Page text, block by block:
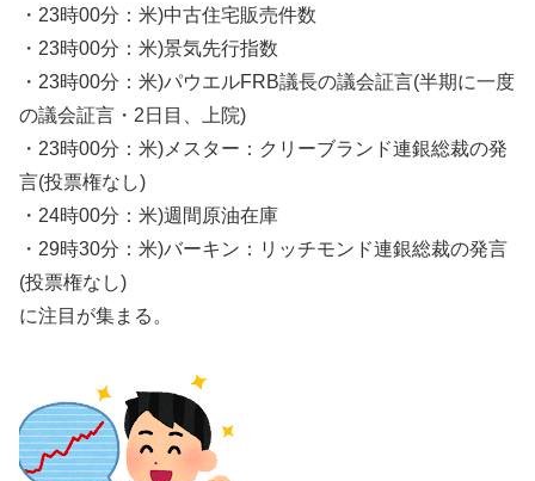
・23時00分：米)中古住宅販売件数
・23時00分：米)景気先行指数
・23時00分：米)パウエルFRB議長の議会証言(半期に一度
の議会証言・2日目、上院)
・23時00分：米)メスター：クリーブランド連銀総裁の発
言(投票権なし)
・24時00分：米)週間原油在庫
・29時30分：米)バーキン：リッチモンド連銀総裁の発言
(投票権なし)
に注目が集まる。